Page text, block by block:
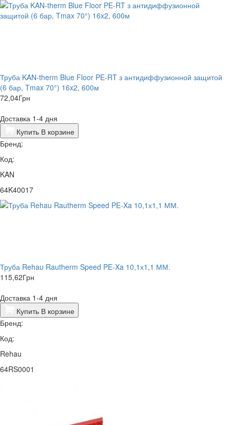
Труба KAN-therm Blue Floor PE-RT з антидиффузионной защитой
(6 бар, Tmax 70°) 16x2, 600м
72,04Грн
Доставка 1-4 дня
Купить В корзине
Бренд:
Код:
KAN
64K40017
Труба Rehau Rautherm Speed PE-Xa 10,1х1,1 ММ.
115,62Грн
Доставка 1-4 дня
Купить В корзине
Бренд:
Код:
Rehau
64RS0001